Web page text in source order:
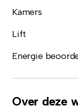
Kamers
Lift
Energie
Over deze